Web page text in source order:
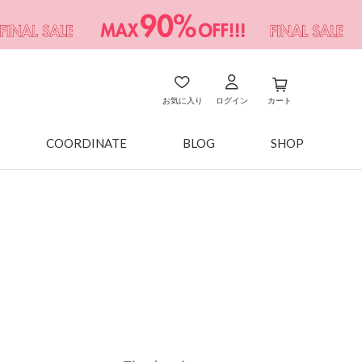
お気に入り ログイン カート
COORDINATE BLOG SHOP